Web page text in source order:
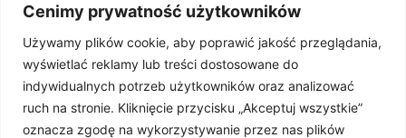
Cenimy prywatność użytkowników
Używamy plików cookie, aby poprawić jakość przeglądania,
wyświetlać reklamy lub treści dostosowane do
indywidualnych potrzeb użytkowników oraz analizować
ruch na stronie. Kliknięcie przycisku „Akceptuj wszystkie”
oznacza zgodę na wykorzystywanie przez nas plików
tel. 61 29 18 072
Dokumenty
Regulaminy